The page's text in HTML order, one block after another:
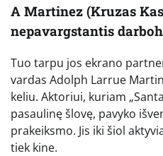
A Martinez (Kruzas
nepavargstantis
Tuo tarpu jos ekrano
vardas Adolph Larrue
keliu. Aktoriui, kuriam
pasaulinę šlovę, pavyko
prakeiksmo. Jis iki šiol
tiek kine.